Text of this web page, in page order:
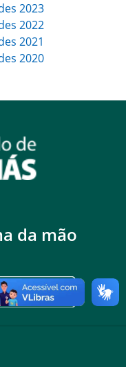
2023
2022
2021
2020
da mão